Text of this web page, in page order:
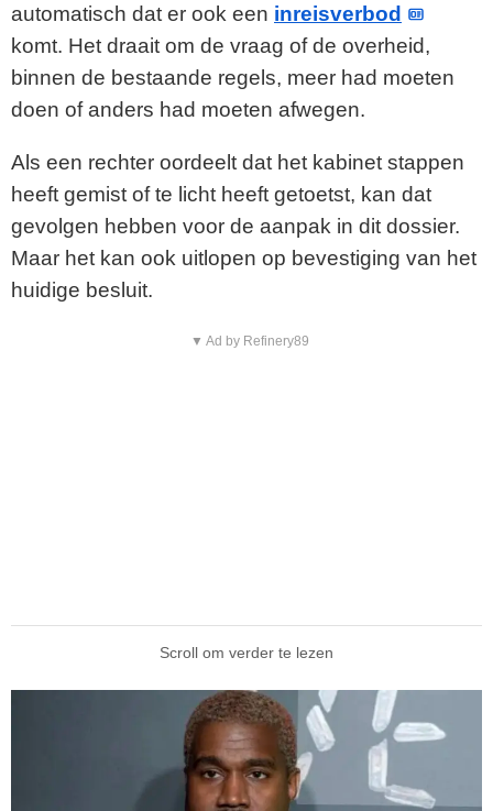
automatisch dat er ook een inreisverbod
komt. Het draait om de vraag of de overheid,
binnen de bestaande regels, meer had moeten
doen of anders had moeten afwegen.
Als een rechter oordeelt dat het kabinet stappen
heeft gemist of te licht heeft getoetst, kan dat
gevolgen hebben voor de aanpak in dit dossier.
Maar het kan ook uitlopen op bevestiging van het
huidige besluit.
▼ Ad by Refinery89
Scroll om verder te lezen